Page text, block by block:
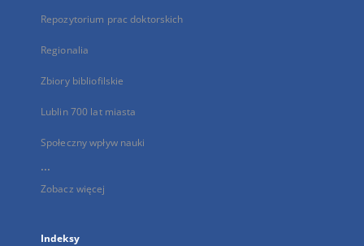
Repozytorium prac doktorskich
Regionalia
Zbiory bibliofilskie
Lublin 700 lat miasta
Społeczny wpływ nauki
...
Zobacz więcej
Indeksy